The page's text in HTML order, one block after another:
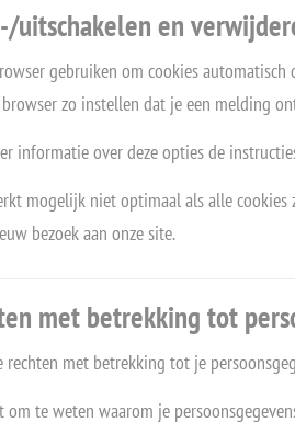
uitschakelen en
gebruiken om cookies
zo instellen dat je een melding
informatie over deze opties de
mogelijk niet optimaal als alle
bezoek aan onze site.
met betrekking tot
rechten met betrekking tot je
om te weten waarom je